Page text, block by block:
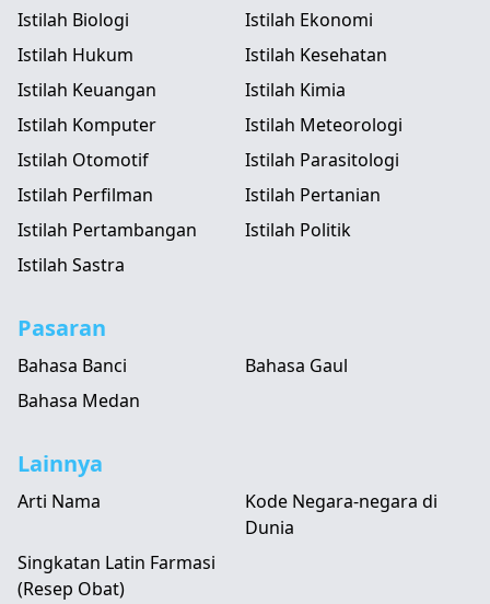
Istilah Biologi
Istilah Ekonomi
Istilah Hukum
Istilah Kesehatan
Istilah Keuangan
Istilah Kimia
Istilah Komputer
Istilah Meteorologi
Istilah Otomotif
Istilah Parasitologi
Istilah Perfilman
Istilah Pertanian
Istilah Pertambangan
Istilah Politik
Istilah Sastra
Pasaran
Bahasa Banci
Bahasa Gaul
Bahasa Medan
Lainnya
Arti Nama
Kode Negara-negara di
Dunia
Singkatan Latin Farmasi
(Resep Obat)